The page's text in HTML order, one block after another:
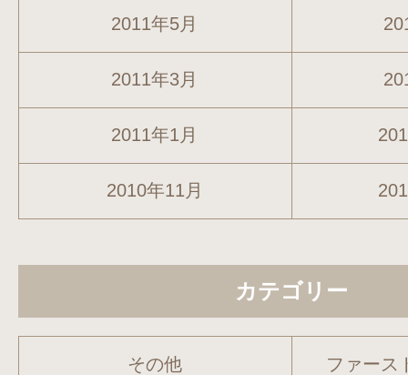
2011年5月
2011年3月
2011年1月
2010年11月
カテゴリー
その他 ファース